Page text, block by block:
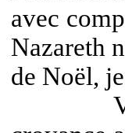
avec
Nazareth
de Noël,
Voyez-